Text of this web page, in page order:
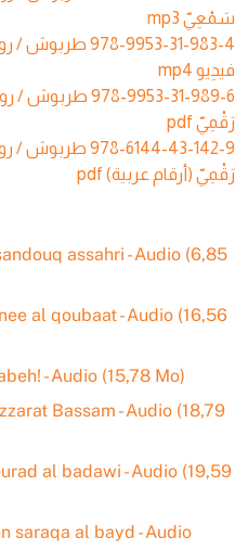
سَمْعِيّ mp3
978-9953-31-983-4
فيدِيو mp4
978-9953-31-989-6
رَقْمِيّ pdf
978-6144-43-142-9
رَقْمِيّ (أرقام عربية) pdf
assahri - Audio (6,85
al qoubaat - Audio (16,56
- Audio (15,78 Mo)
Bassam - Audio (18,79
al badawi - Audio (19,59
saraqa al bayd - Audio